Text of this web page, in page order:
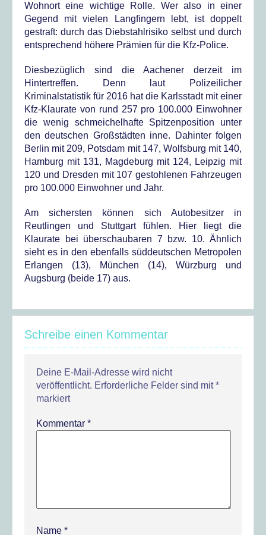
Wohnort eine wichtige Rolle. Wer also in einer
Gegend mit vielen Langfingern lebt, ist doppelt
gestraft: durch das Diebstahlrisiko selbst und durch
entsprechend höhere Prämien für die Kfz-Police.
Diesbezüglich sind die Aachener derzeit im
Hintertreffen. Denn laut Polizeilicher
Kriminalstatistik für 2016 hat die Karlsstadt mit einer
Kfz-Klaurate von rund 257 pro 100.000 Einwohner
die wenig schmeichelhafte Spitzenposition unter
den deutschen Großstädten inne. Dahinter folgen
Berlin mit 209, Potsdam mit 147, Wolfsburg mit 140,
Hamburg mit 131, Magdeburg mit 124, Leipzig mit
120 und Dresden mit 107 gestohlenen Fahrzeugen
pro 100.000 Einwohner und Jahr.
Am sichersten können sich Autobesitzer in
Reutlingen und Stuttgart fühlen. Hier liegt die
Klaurate bei überschaubaren 7 bzw. 10. Ähnlich
sieht es in den ebenfalls süddeutschen Metropolen
Erlangen (13), München (14), Würzburg und
Augsburg (beide 17) aus.
Schreibe einen Kommentar
Deine E-Mail-Adresse wird nicht
veröffentlicht. Erforderliche Felder sind mit*
markiert
Kommentar *
Name *